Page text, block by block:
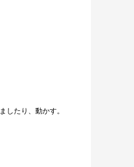
したり、動かす。